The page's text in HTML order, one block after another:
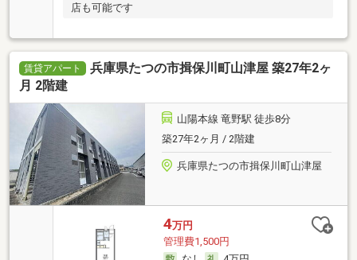
店も可能です
賃貸アパート
兵庫県たつの市揖保川町山津屋 築27年2ヶ
月 2階建
山陽本線 竜野駅 徒歩8分
築27年2ヶ月 / 2階建
兵庫県たつの市揖保川町山津屋
4万円
管理費1,500円